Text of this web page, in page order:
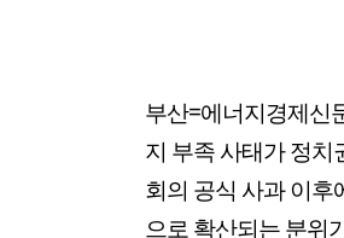
부산=에너지경제신
지 부족 사태가 정치
회의 공식 사과 이후
으로 확산되는 분위